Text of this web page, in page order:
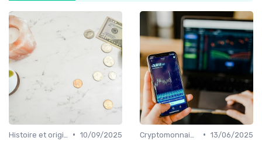
• 10/09/2025
• 13/06/2025